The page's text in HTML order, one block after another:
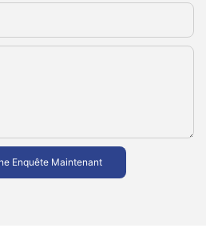
Enquête Maintenant